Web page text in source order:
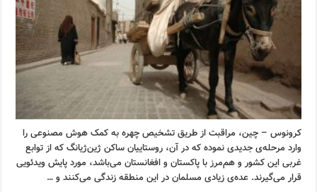
کرونوس – چین، مراقبت از طریق تشخیص چهره به کمک هوش مصنوعی را
وارد مرحله‌ی جدیدی نموده که در آن، روستاییان ساکن ژین‌ژیانگ که از توابع
غربی این کشور و هم‌مرز با پاکستان و افغانستان می‌باشد، مورد پایش ویدئویی
قرار می‌گیرند. عده‌ی زیادی مسلمان در این منطقه زندگی می‌کنند و …